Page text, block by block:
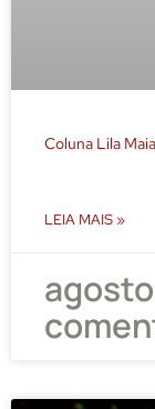
Coluna Lila
LEIA MAIS »